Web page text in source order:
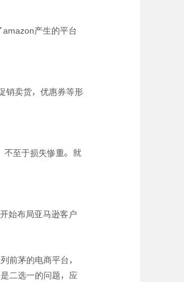
amazon产生的平台
销卖货，优惠券等形
不至于损失惨重。就
始布局亚马逊客户
前茅的电商平台，
二选一的问题，应